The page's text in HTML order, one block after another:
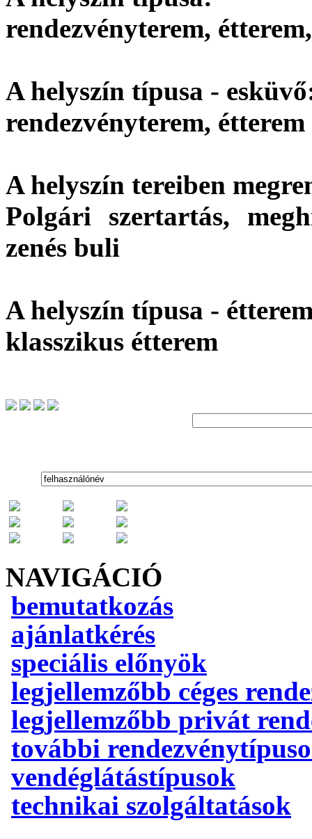
rendezvényterem,
A helyszín típusa -
rendezvényterem, étterem
A helyszín tereiben
Polgári szertartás,
zenés buli
A helyszín típusa -
klasszikus étterem
NAVIGÁCIÓ
bemutatkozás
ajánlatkérés
speciális előnyök
legjellemzőbb céges
legjellemzőbb privát
további
vendéglátástípusok
technikai szolgáltatások